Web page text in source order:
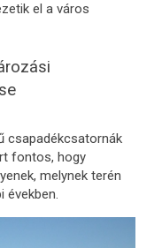
el a város
csapadékcsatornák
fontos, hogy
melynek terén